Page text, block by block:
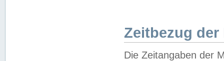
Zeitbezug der
Die Zeitangaben der